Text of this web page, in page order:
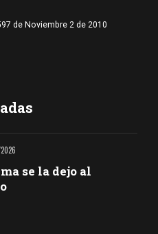
de Noviembre 2 de 2010
se la dejo al